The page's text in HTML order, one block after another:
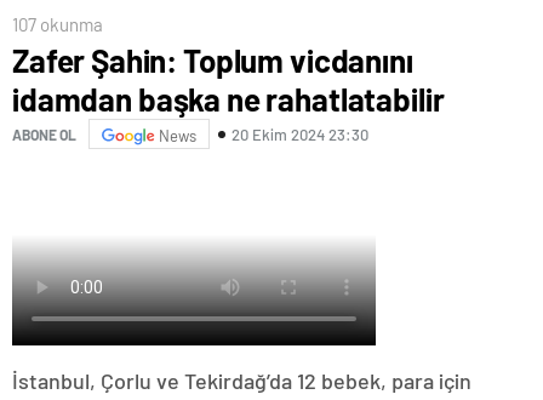
107 okunma
Zafer Şahin: Toplum vicdanını
idamdan başka ne rahatlatabilir
ABONE OL News 20 Ekim 2024 23:30
İstanbul, Çorlu ve Tekirdağ’da 12 bebek, para için